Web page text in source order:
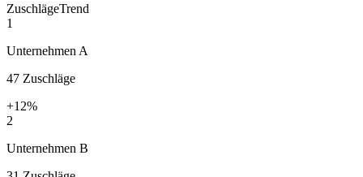
ZuschlägeTrend
1
Unternehmen A
47 Zuschläge
+12%
2
Unternehmen B